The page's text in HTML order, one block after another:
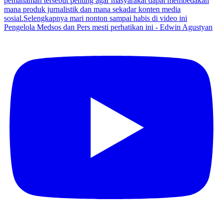
Pengelola Medsos dan Pers mesti perhatikan ini - Edwin Agustyan